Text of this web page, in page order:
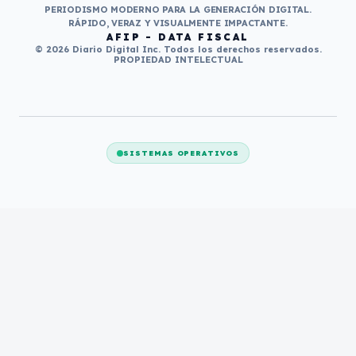
PERIODISMO MODERNO PARA LA GENERACIÓN DIGITAL.
RÁPIDO, VERAZ Y VISUALMENTE IMPACTANTE.
AFIP - DATA FISCAL
© 2026 Diario Digital Inc. Todos los derechos reservados.
PROPIEDAD INTELECTUAL
SISTEMAS OPERATIVOS